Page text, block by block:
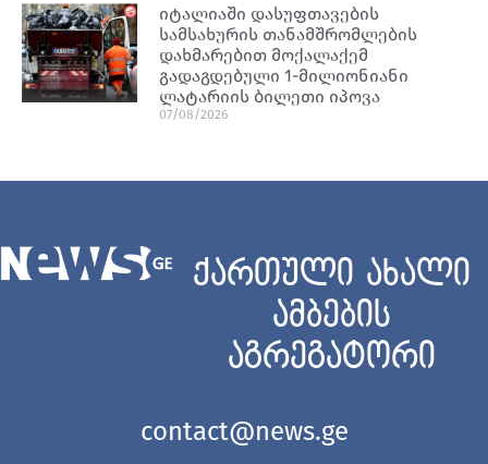
იტალიაში დასუფთავების
სამსახურის თანამშრომლების
დახმარებით მოქალაქემ
გადაგდებული 1-მილიონიანი
ლატარიის ბილეთი იპოვა
07/08/2026
ქართული ახალი
ამბების
აგრეგატორი
contact@news.ge